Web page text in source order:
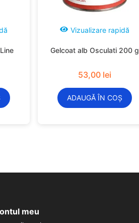
Vizualizare rapidă
Gelcoat alb Osculati 200 g
53,00 lei
ADAUGĂ ÎN COȘ
meu